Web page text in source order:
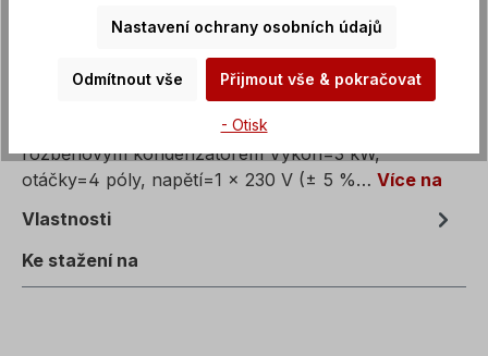
Střídavý motor, jednofázový motor s provozním a
rozběhovým kondenzátorem Výkon=3 kW,
otáčky=4 póly, napětí=1 x 230 V (± 5 %… Více na
Vlastnosti
Ke stažení na
Nastavení ochrany osobních údajů
Odmítnout vše Přijmout vše & pokračovat
- Otisk